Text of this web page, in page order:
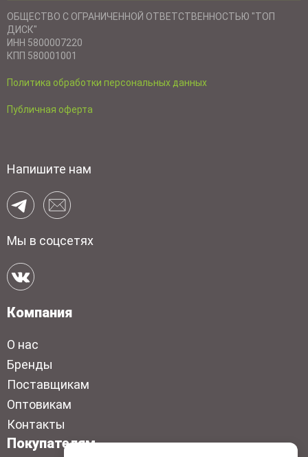
ОБЩЕСТВО С ОГРАНИЧЕННОЙ ОТВЕТСТВЕННОСТЬЮ "ТОП
ДИСК"
ИНН 5800007220
КПП 580001001
Политика обработки персональных данных
Публичная оферта
Напишите нам
Мы в соцсетях
Компания
О нас
Бренды
Поставщикам
Оптовикам
Контакты
Покупателям